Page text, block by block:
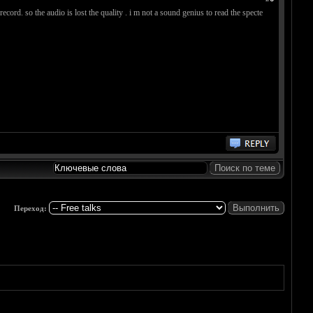
so the audio is lost the quality . i m not a sound genius to read the specte
Переход: